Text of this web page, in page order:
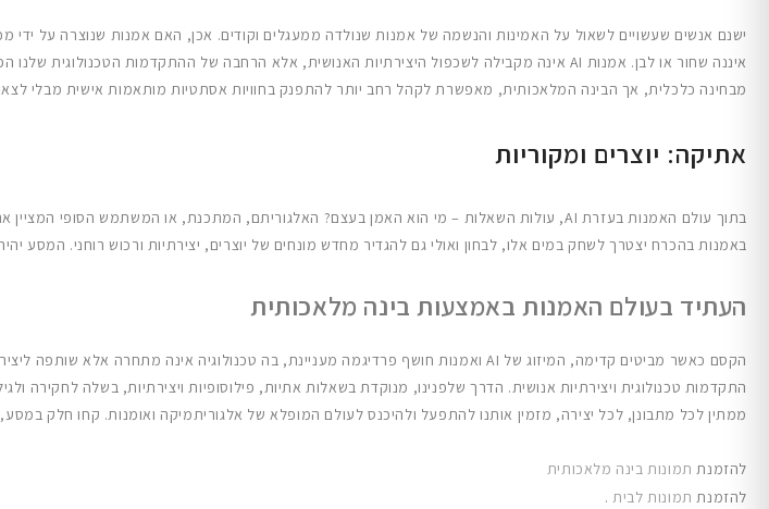
מבחינה כלכלית, אך הבינה המלאכותית, מאפשרת לקהל רחב יותר להתפנק בחוויות אסתטיות מותאמות אישית מבלי
אתיקה: יוצרים ומקוריות
באמנות בהכרח יצטרך לשחק במים אלו, לבחון ואולי גם להגדיר מחדש מונחים של יוצרים, יצירתיות ורכוש רוחני.
העתיד בעולם האמנות באמצעות בינה מלאכותית
ממתין לכל מתבונן, לכל יצירה, מזמין אותנו להתפעל ולהיכנס לעולם המופלא של אלגוריתמיקה ואומנות. קחו חלק
להזמנת תמונות בינה מלאכותית
להזמנת תמונות לבית .